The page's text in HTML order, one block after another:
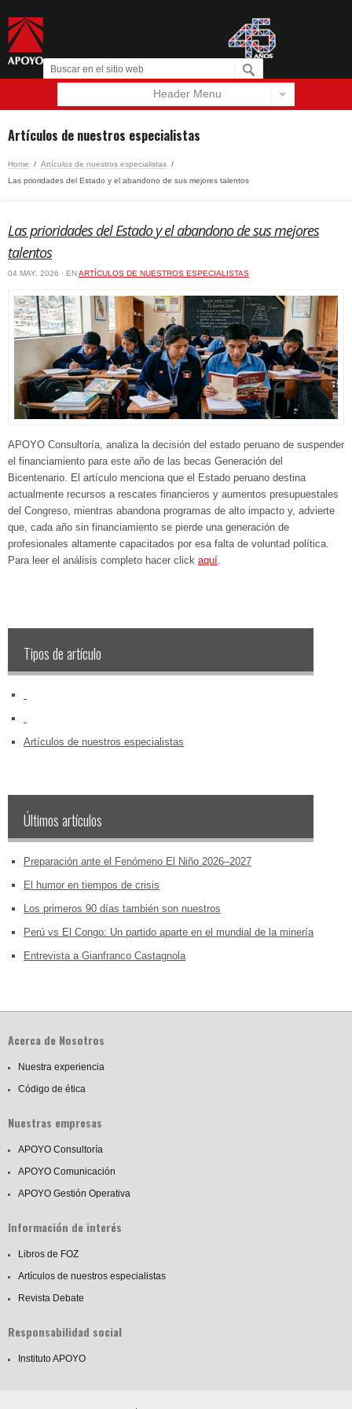
Header Menu
Artículos de nuestros especialistas
Home / Artículos de nuestros especialistas /
Las prioridades del Estado y el abandono de sus mejores talentos
Las prioridades del Estado y el abandono de sus mejores
talentos
04 MAY, 2026 · ENARTÍCULOS DE NUESTROS ESPECIALISTAS
APOYO Consultoría, analiza la decisión del estado peruano de suspender
el financiamiento para este año de las becas Generación del
Bicentenario. El artículo menciona que el Estado peruano destina
actualmente recursos a rescates financieros y aumentos presupuestales
del Congreso, mientras abandona programas de alto impacto y, advierte
que, cada año sin financiamiento se pierde una generación de
profesionales altamente capacitados por esa falta de voluntad política.
Para leer el análisis completo hacer click aquí
Tipos de artículo
Artículos de nuestros especialistas
Últimos artículos
Preparación ante el Fenómeno El Niño 2026–2027
El humor en tiempos de crisis
Los primeros 90 días también son nuestros
Perú vs El Congo: Un partido aparte en el mundial de la minería
Entrevista a Gianfranco Castagnola
Acerca de Nosotros
Nuestra experiencia
Código de ética
Nuestras empresas
APOYO Consultoría
APOYO Comunicación
APOYO Gestión Operativa
Información de interés
Libros de FOZ
Artículos de nuestros especialistas
Revista Debate
Responsabilidad social
Instituto APOYO